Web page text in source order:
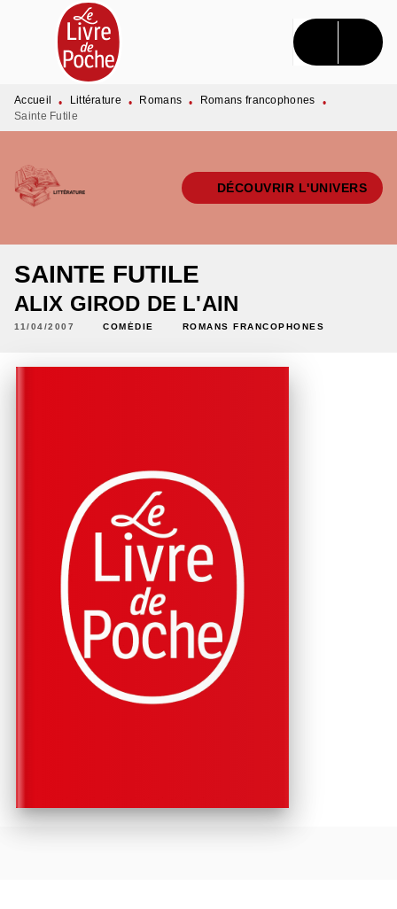
MENU RECHERCHE CONTENU
PIED DE PAGE
Accueil • Littérature • Romans • Romans francophones
•
Sainte Futile
DÉCOUVRIR L'UNIVERS
SAINTE FUTILE
ALIX GIROD DE L'AIN
11/04/2007 COMÉDIE ROMANS FRANCOPHONES